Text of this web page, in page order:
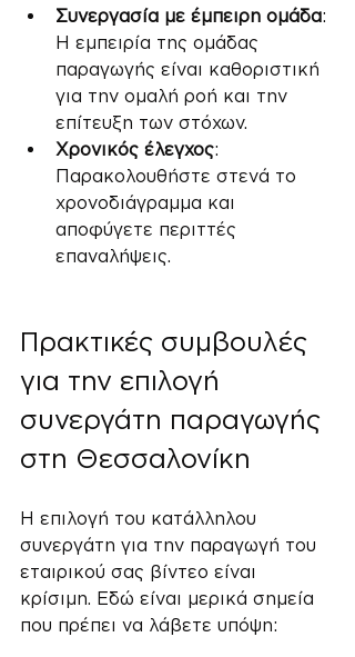
Συνεργασία με έμπειρη ομάδα:
Η εμπειρία της ομάδας
παραγωγής είναι καθοριστική
για την ομαλή ροή και την
επίτευξη των στόχων.
Χρονικός έλεγχος:
Παρακολουθήστε στενά το
χρονοδιάγραμμα και
αποφύγετε περιττές
επαναλήψεις.
Πρακτικές συμβουλές
για την επιλογή
συνεργάτη παραγωγής
στη Θεσσαλονίκη
Η επιλογή του κατάλληλου
συνεργάτη για την παραγωγή του
εταιρικού σας βίντεο είναι
κρίσιμη. Εδώ είναι μερικά σημεία
που πρέπει να λάβετε υπόψη: